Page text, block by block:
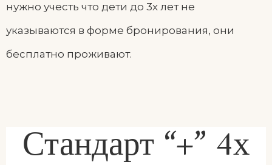
нужно учесть что дети до 3х лет не
указываются в форме бронирования, они
бесплатно проживают.
Стандарт “+” 4х